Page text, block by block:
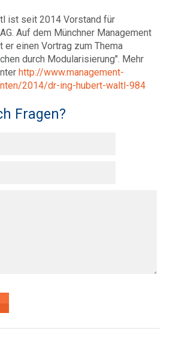
ist seit 2014 Vorstand für
Auf dem Münchner Management
er einen Vortrag zum Thema
durch Modularisierung". Mehr
http://www.management-
2014/dr-ing-hubert-waltl-984
Fragen?